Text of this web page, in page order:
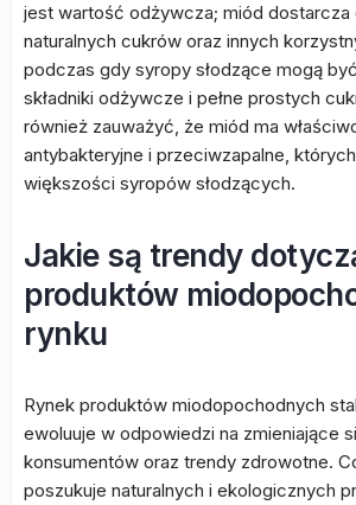
jest wartość odżywcza; miód dostarcza
naturalnych cukrów oraz innych
podczas gdy syropy słodzące mogą
składniki odżywcze i pełne prostych
również zauważyć, że miód ma
antybakteryjne i przeciwzapalne,
większości syropów słodzących.
Jakie są trendy
produktów
rynku
Rynek produktów miodopochodnych
ewoluuje w odpowiedzi na zmieniające
konsumentów oraz trendy zdrowotne.
poszukuje naturalnych i ekologicznych